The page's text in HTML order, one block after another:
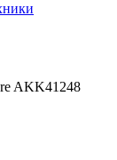
AKK41248